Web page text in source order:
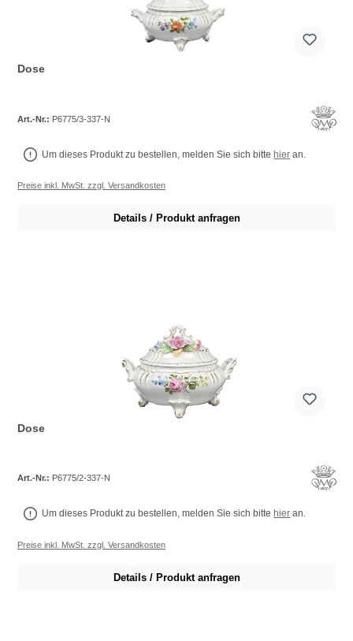
Dose
Art.-Nr.: P6775/3-337-N
Um dieses Produkt zu bestellen, melden Sie sich bittehier an.
Preise inkl. MwSt. zzgl. Versandkosten
Details / Produkt anfragen
Dose
Art.-Nr.: P6775/2-337-N
Um dieses Produkt zu bestellen, melden Sie sich bitte hier an.
Preise inkl. MwSt. zzgl. Versandkosten
Details / Produkt anfragen